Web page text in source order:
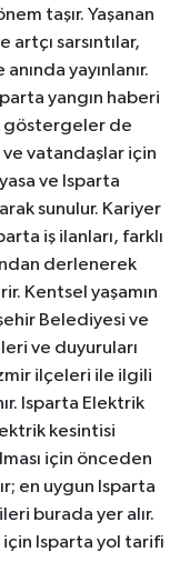
taşır. Yaşanan
sarsıntılar,
yayınlanır.
yangın haberi
göstergeler de
ve vatandaşlar için
ve Isparta
sunulur. Kariyer
iş ilanları, farklı
derlenerek
Kentsel yaşamın
Belediyesi ve
ve duyuruları
ilçeleri ile ilgili
Isparta Elektrik
kesintisi
için önceden
en uygun Isparta
burada yer alır.
için Isparta yol tarifi